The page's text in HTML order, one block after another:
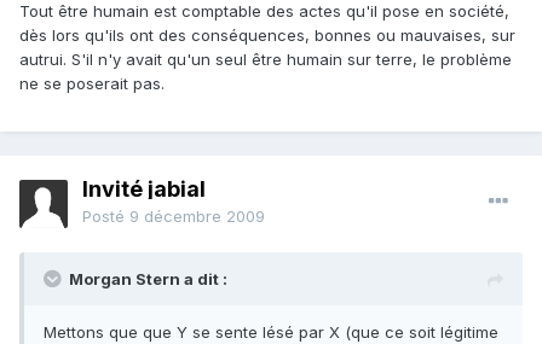
Tout être humain est comptable des actes qu'il pose en société,
dès lors qu'ils ont des conséquences, bonnes ou mauvaises, sur
autrui. S'il n'y avait qu'un seul être humain sur terre, le problème
ne se poserait pas.
Invité jabial
Posté 9 décembre 2009
Morgan Stern a dit :
Mettons que que Y se sente lésé par X (que ce soit légitime